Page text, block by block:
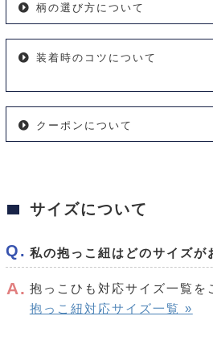
柄の選び方について
装着時のコツについて
クーポンについて
サイズについて
私の抱っこ紐はどのサイズが
抱っこひも対応サイズ一覧を
抱っこ紐対応サイズ一覧 »